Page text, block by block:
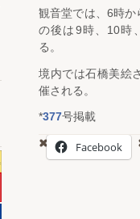
観音堂では、6時
の後は9時、10時
る。
境内では石橋美絵
催される。
*377号掲載
Facebook